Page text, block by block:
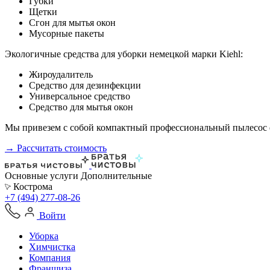
Щетки
Сгон для мытья окон
Мусорные пакеты
Экологичные средства для уборки немецкой марки Kiehl:
Жироудалитель
Средство для дезинфекции
Универсальное средство
Средство для мытья окон
Мы привезем с собой компактный профессиональный
→ Рассчитать стоимость
Основные услуги Дополнительные
Кострома
+7 (494) 277-08-26
Войти
Уборка
Химчистка
Компания